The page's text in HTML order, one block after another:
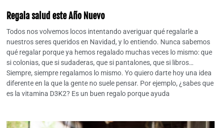
Regala salud este Año Nuevo
Todos nos volvemos locos intentando averiguar qué regalarle a
nuestros seres queridos en Navidad, y lo entiendo. Nunca sabemos
qué regalar porque ya hemos regalado muchas veces lo mismo: que
si colonias, que si sudaderas, que si pantalones, que si libros…
Siempre, siempre regalamos lo mismo. Yo quiero darte hoy una idea
diferente en la que la gente no suele pensar. Por ejemplo, ¿sabes que
es la vitamina D3K2? Es un buen regalo porque ayuda